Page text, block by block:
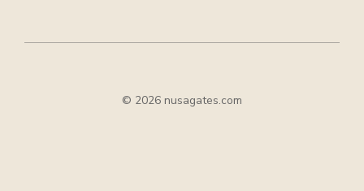
© 2026 nusagates.com